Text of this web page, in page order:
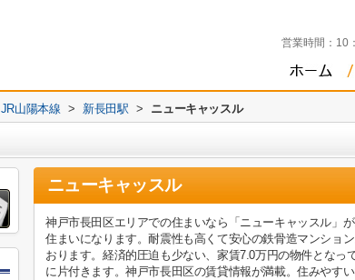
営業時間： 10
JR山陽本線 > 新長田駅 > ニューキャッスル
ニューキャッスル
神戸市長田区エリアでの住まいなら「ニューキャッスル」
住まいになります。耐震性も高くて安心の鉄骨造マンショ
おります。経済的圧迫も少ない、家賃7.0万円の物件とな
に片付きます。神戸市長田区の賃貸情報が満載。住みやす